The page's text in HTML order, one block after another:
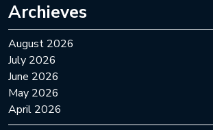
Archieves
August 2026
July 2026
June 2026
May 2026
April 2026